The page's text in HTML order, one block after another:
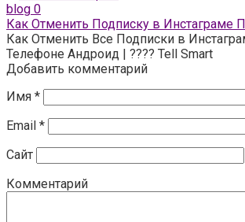
blog 0
Как Отменить Подписку в Инстаграме
Как Отменить Все Подписки в
Телефоне Андроид | ???? Tell Smart
Добавить комментарий
Имя *
Email *
Сайт
Комментарий